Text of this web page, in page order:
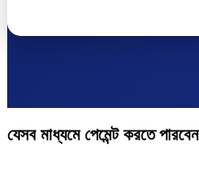
যেসব মাধ্যমে পেমেন্ট করতে পারবেন